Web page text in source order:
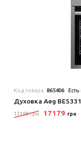
Код товара:865406
Духовка Aeg
17198 грн 17179 грн